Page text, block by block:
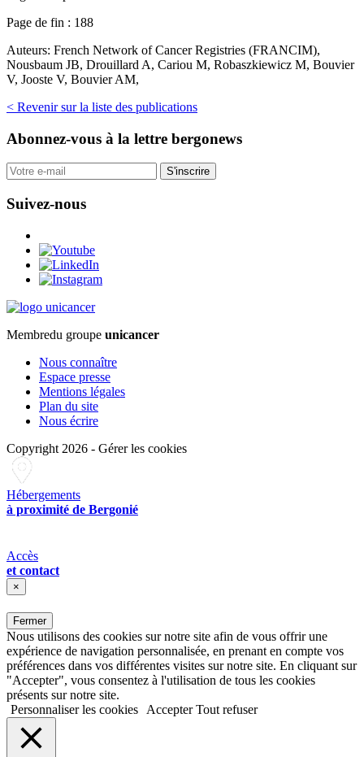
Page de fin : 188
Auteurs: French Network of Cancer Registries (FRANCIM),
Nousbaum JB, Drouillard A, Cariou M, Robaszkiewicz M, Bouvier
V, Jooste V, Bouvier AM,
< Revenir sur la liste des publications
Abonnez-vous à la lettre bergonews
S'inscrire
Suivez-nous
Membredu groupe unicancer
Nous connaître
Espace presse
Mentions légales
Plan du site
Nous écrire
Copyright 2026 - Gérer les cookies
Hébergements
à proximité de Bergonié
Accès
et contact
×
Fermer
Nous utilisons des cookies sur notre site afin de vous offrir une
expérience de navigation personnalisée, en prenant en compte vos
préférences dans vos différentes visites sur notre site. En cliquant sur
"Accepter", vous consentez à l'utilisation de tous les cookies
présents sur notre site.
Personnaliser les cookies
Accepter Tout refuser